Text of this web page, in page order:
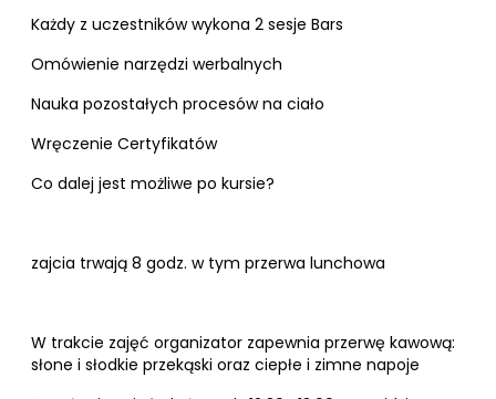
Każdy z uczestników wykona 2 sesje Bars
Omówienie narzędzi werbalnych
Nauka pozostałych procesów na ciało
Wręczenie Certyfikatów
Co dalej jest możliwe po kursie?
zajcia trwają 8 godz. w tym przerwa lunchowa
W trakcie zajęć organizator zapewnia przerwę kawową:
słone i słodkie przekąski oraz ciepłe i zimne napoje